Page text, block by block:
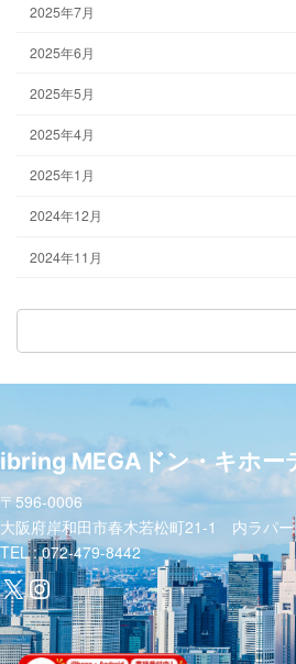
2025年7月
2025年6月
2025年5月
2025年4月
2025年1月
2024年12月
2024年11月
検
ibring MEGAドン・キホー
〒596-0006
大阪府岸和田市春木若松町21-1 内ラパ
TEL : 072-479-8442
X Instagram